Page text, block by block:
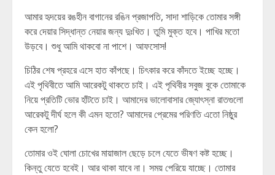
আমার হৃদয়ের রঙহীন বাগানের রঙিন প্রজাপতি, সাদা শাড়িকে তোমার সঙ্গী
করে দেয়ার সিদ্ধান্ত নেয়ার জন্য দুঃখিত। তুমি মুক্ত হবে। পাখির মতো
উড়বে। শুধু আমি থাকবো না পাশে। আফসোস!
চিঠির শেষ প্রহরে এসে হাত কাঁপছে। চিৎকার করে কাঁদতে ইচ্ছে হচ্ছে।
এই পৃথিবীতে আমি আরেকটু থাকতে চাই। এই পৃথিবীর সবুজ বুকে তোমাকে
নিয়ে প্রতিটি ভোর হাঁটতে চাই। আমাদের ভালোবাসার জ্যোৎস্না রাতগুলো
আরেকটু দীর্ঘ হলে কী এমন হতো? আমাদের প্রেমের পরিণতি এতো নিষ্ঠুর
কেন হলো?
তোমার ওই ঘোলা চোখের মায়াজাল ছেড়ে চলে যেতে ভীষণ কষ্ট হচ্ছে।
কিন্তু যেতে হবেই। আর থাকা যাবে না। সময় পেরিয়ে যাচ্ছে। তোমার